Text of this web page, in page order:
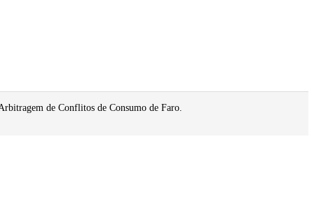
de Conflitos de Consumo de Faro.